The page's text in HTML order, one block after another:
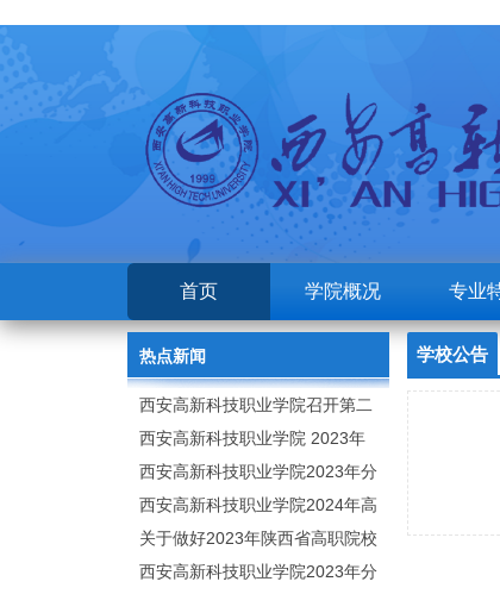
首页 学院概况 专业
热点新闻
西安高新科技职业学院召开第二
次党代会
西安高新科技职业学院 2023年
高职分类考试招生章程
西安高新科技职业学院2023年分
类招生专业及计划
西安高新科技职业学院2024年高
职分类招生章程
关于做好2023年陕西省高职院校
分类考试工作的通知
西安高新科技职业学院2023年分
学校公告